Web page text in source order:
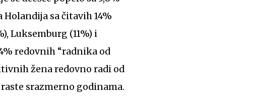
Holandija sa čitavih 14%
Luksemburg (11%) i
redovnih “radnika od
žena redovno radi od
raste srazmerno godinama.